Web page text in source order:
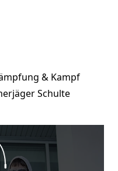
& Kampf
Schulte